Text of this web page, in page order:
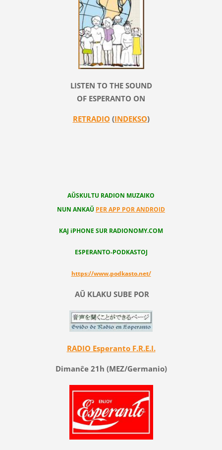
LISTEN TO THE SOUND
OF ESPERANTO ON
RETRADIO (INDEKSO)
AŬSKULTU RADION MUZAIKO
NUN ANKAŬ PER APP POR ANDROID
KAJ iPHONE SUR RADIONOMY.COM
ESPERANTO-PODKASTOJ
https://www.podkasto.net/
AŬ KLAKU SUBE POR
RADIO Esperanto F.R.E.I.
Dimanĉe 21h (MEZ/Germanio)